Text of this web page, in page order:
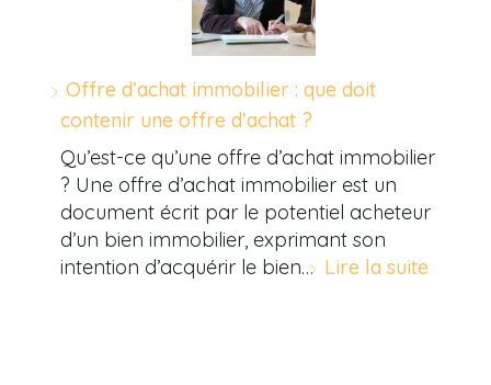
Offre d’achat immobilier : que doit
contenir une offre d’achat ?
Qu’est-ce qu’une offre d’achat immobilier
? Une offre d’achat immobilier est un
document écrit par le potentiel acheteur
d’un bien immobilier, exprimant son
intention d’acquérir le bien… Lire la suite